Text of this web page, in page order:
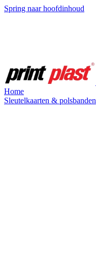
Spring naar hoofdinhoud
Home
Sleutelkaarten & polsbanden